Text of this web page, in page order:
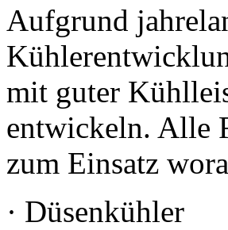
Aufgrund
mit guter
entwickeln. Alle
zum Einsatz
· Düsenkühler